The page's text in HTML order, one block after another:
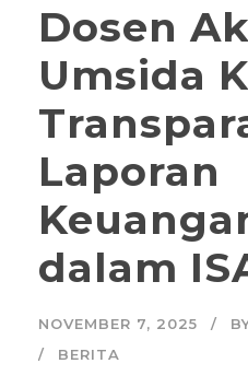
Dosen
Umsida
Laporan
dalam
NOVEMBER 7, 2025
BERITA